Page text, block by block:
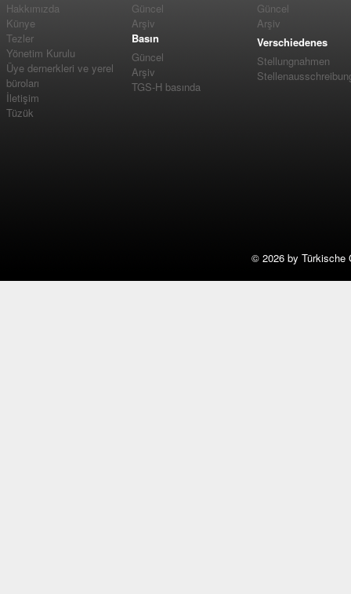
Hakkımızda
Künye
Tezler
Yönetim Kurulu
Üye dernerkleri ve yerel
büroları
İletişim
Tüzük
Güncel
Arşiv
Basın
Güncel
Arşiv
TGS-H basında
Güncel
Arşiv
Verschiedenes
Stellungnahmen
© 2026 by Türkische